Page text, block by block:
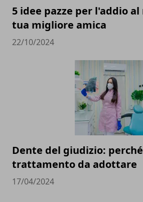
5 idee pazze per l'addio
tua migliore amica
22/10/2024
Dente del giudizio:
trattamento da adottare
17/04/2024